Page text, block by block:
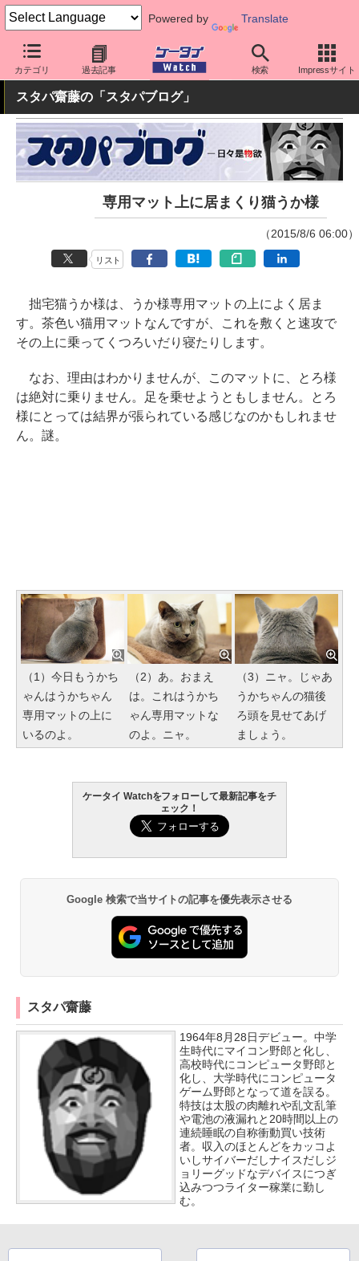
Powered by Translate
カテゴリ 過去記事 検索 Impressサイト
ケータイ Watch 最新技術/その他 ネコ
スタパ齋藤の「スタパブログ」
専用マット上に居まくり猫うか様
（2015/8/6 06:00）
リスト
拙宅猫うか様は、うか様専用マットの上によく居ま
す。茶色い猫用マットなんですが、これを敷くと速攻で
その上に乗ってくつろいだり寝たりします。
なお、理由はわかりませんが、このマットに、とろ様
は絶対に乗りません。足を乗せようともしません。とろ
様にとっては結界が張られている感じなのかもしれませ
ん。謎。
（1）今日もうかち
ゃんはうかちゃん
専用マットの上に
いるのよ。
（2）あ。おまえ
は。これはうかち
ゃん専用マットな
のよ。ニャ。
（3）ニャ。じゃあ
うかちゃんの猫後
ろ頭を見せてあげ
ましょう。
ケータイ Watchをフォローして最新記事をチ
ェック！
Google 検索で当サイトの記事を優先表示させる
スタパ齋藤
1964年8月28日デビュー。中学
生時代にマイコン野郎と化し、
高校時代にコンピュータ野郎と
化し、大学時代にコンピュータ
ゲーム野郎となって道を誤る。
特技は太股の肉離れや乱文乱筆
や電池の液漏れと20時間以上の
連続睡眠の自称衝動買い技術
者。収入のほとんどをカッコよ
いしサイバーだしナイスだしジ
ョリーグッドなデバイスにつぎ
込みつつライター稼業に勤し
む。